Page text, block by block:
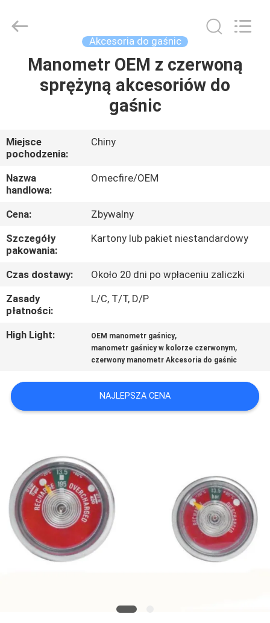
DOM
FILMY
O
NAS
WYCIECZKA
PO
FABRYCE
KONTROLA
JAKOŚCI
SKONTAKTUJ
SIĘ
AKTUALNOŚCI
POPROSIĆ
O
WYCENĘ
Akcesoria do gaśnic
Manometr OEM z czerwoną
sprężyną akcesoriów do
gaśnic
Miejsce
pochodzenia:
Chiny
Nazwa
handlowa:
Omecfire/OEM
Cena:
Zbywalny
Szczegóły
pakowania:
Kartony lub pakiet niestandardowy
Czas dostawy:
Około 20 dni po wpłaceniu zaliczki
Zasady
płatności:
L/C, T/T, D/P
High Light: OEM manometr gaśnicy,
manometr gaśnicy w kolorze czerwonym,
czerwony manometr Akcesoria do gaśnic
NAJLEPSZA CENA